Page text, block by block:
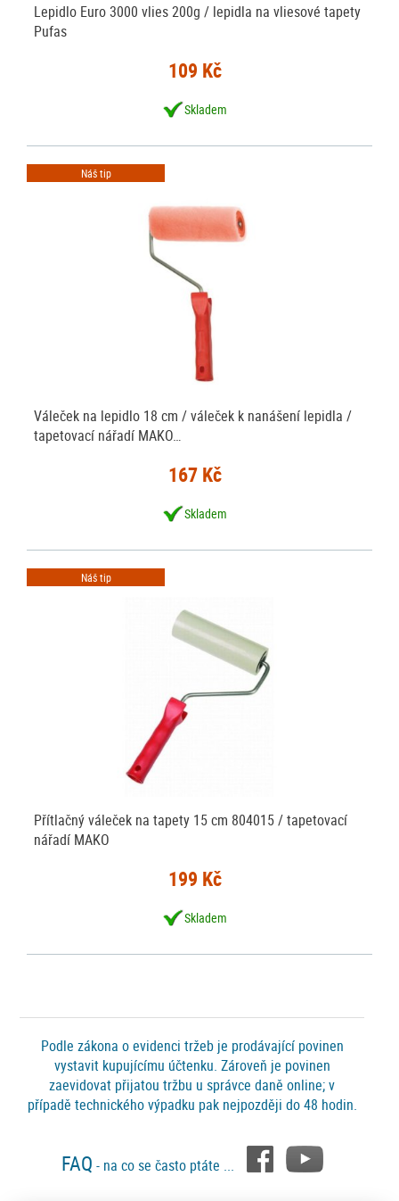
Lepidlo Euro 3000 vlies 200g / lepidla na vliesové tapety
Pufas
109 Kč
Skladem
Náš tip
Váleček na lepidlo 18 cm / váleček k nanášení lepidla /
tapetovací nářadí MAKO…
167 Kč
Skladem
Náš tip
Přítlačný váleček na tapety 15 cm 804015 / tapetovací
nářadí MAKO
199 Kč
Skladem
Podle zákona o evidenci tržeb je prodávající povinen
vystavit kupujícímu účtenku. Zároveň je povinen
zaevidovat přijatou tržbu u správce daně online; v
případě technického výpadku pak nejpozději do 48 hodin.
FAQ - na co se často ptáte ...